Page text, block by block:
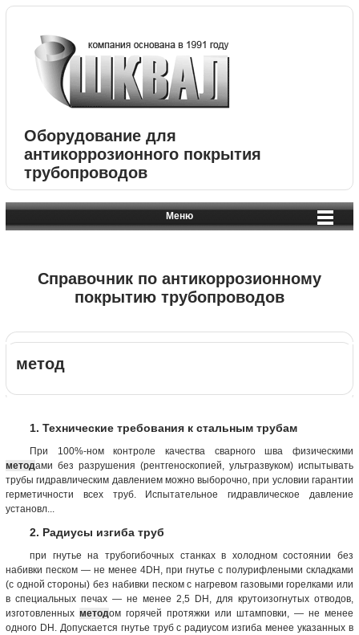
Оборудование для
антикоррозионного покрытия
трубопроводов
Меню
Справочник по антикоррозионному
покрытию трубопроводов
метод
1. Технические требования к стальным трубам
При 100%-ном контроле качества сварного шва физическими
методами без разрушения (рентгеноскопией, ультразвуком) испытывать
трубы гидравлическим давлением можно выборочно, при условии гарантии
герметичности всех труб. Испытательное гидравлическое давление
установл...
2. Радиусы изгиба труб
при гнутье на трубогибочных станках в холодном состоянии без
набивки песком — не менее 4DH, при гнутье с полурифлеными складками
(с одной стороны) без набивки песком с нагревом газовыми горелками или
в специальных печах — не менее 2,5 DH, для крутоизогнутых отводов,
изготовленных методом горячей протяжки или штамповки, — не менее
одного DH. Допускается гнутье труб с радиусом изгиба менее указанных в